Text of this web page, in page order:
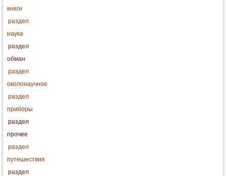
книги
раздел
наука
раздел
обман
раздел
околонаучное
раздел
приборы
раздел
прочее
раздел
путешествия
раздел